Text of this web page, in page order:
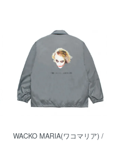
WACKO MARIA(ワコマリア) /